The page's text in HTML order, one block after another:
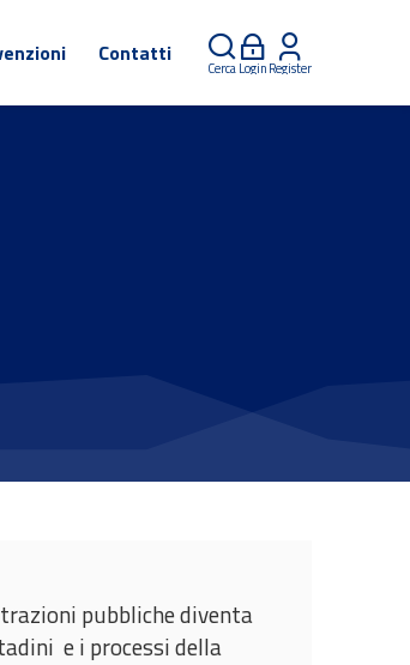
Contatti
CercaLoginRegister
pubbliche diventa
e i processi della